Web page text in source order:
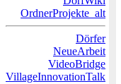
OrdnerProjekte_alt
Dörfer
NeueArbeit
VideoBridge
VillageInnovationTalk